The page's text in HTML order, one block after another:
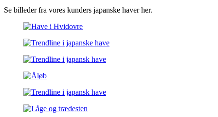
Se billeder fra vores kunders japanske haver her.